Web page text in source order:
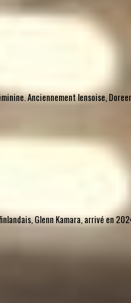
Anciennement lensoise,
Glenn Kamara, arrivé en